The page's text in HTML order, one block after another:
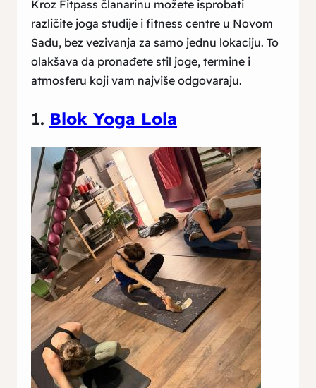
Kroz Fitpass članarinu možete isprobati
različite joga studije i fitness centre u Novom
Sadu, bez vezivanja za samo jednu lokaciju. To
olakšava da pronađete stil joge, termine i
atmosferu koji vam najviše odgovaraju.
1. Blok Yoga Lola